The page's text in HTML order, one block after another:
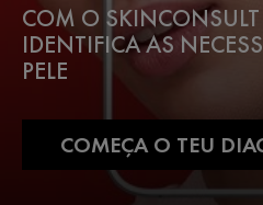
COM O
IDENTIFICA AS
PELE
COMEÇA O TEU